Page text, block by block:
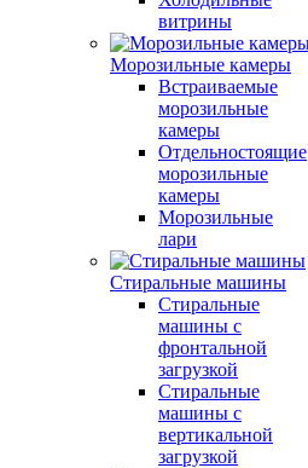
витрины
Морозильные камеры
Встраиваемые
морозильные
камеры
Отдельностоящие
морозильные
камеры
Морозильные
лари
Стиральные машины
Стиральные
машины с
фронтальной
загрузкой
Стиральные
машины с
вертикальной
загрузкой